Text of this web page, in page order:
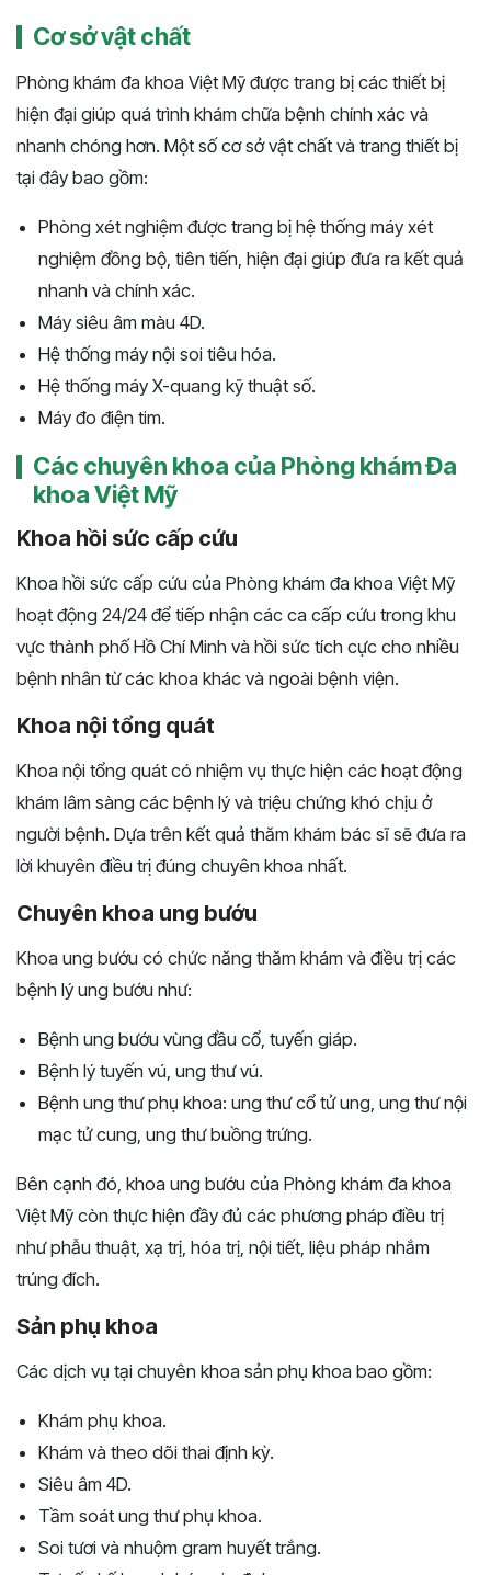
Cơ sở vật chất
Phòng khám đa khoa Việt Mỹ được trang bị các thiết bị
hiện đại giúp quá trình khám chữa bệnh chính xác và
nhanh chóng hơn. Một số cơ sở vật chất và trang thiết bị
tại đây bao gồm:
Phòng xét nghiệm được trang bị hệ thống máy xét
nghiệm đồng bộ, tiên tiến, hiện đại giúp đưa ra kết quả
nhanh và chính xác.
Máy siêu âm màu 4D.
Hệ thống máy nội soi tiêu hóa.
Hệ thống máy X-quang kỹ thuật số.
Máy đo điện tim.
Các chuyên khoa của Phòng khám Đa
khoa Việt Mỹ
Khoa hồi sức cấp cứu
Khoa hồi sức cấp cứu của Phòng khám đa khoa Việt Mỹ
hoạt động 24/24 để tiếp nhận các ca cấp cứu trong khu
vực thành phố Hồ Chí Minh và hồi sức tích cực cho nhiều
bệnh nhân từ các khoa khác và ngoài bệnh viện.
Khoa nội tổng quát
Khoa nội tổng quát có nhiệm vụ thực hiện các hoạt động
khám lâm sàng các bệnh lý và triệu chứng khó chịu ở
người bệnh. Dựa trên kết quả thăm khám bác sĩ sẽ đưa ra
lời khuyên điều trị đúng chuyên khoa nhất.
Chuyên khoa ung bướu
Khoa ung bướu có chức năng thăm khám và điều trị các
bệnh lý ung bướu như:
Bệnh ung bướu vùng đầu cổ, tuyến giáp.
Bệnh lý tuyến vú, ung thư vú.
Bệnh ung thư phụ khoa: ung thư cổ tử ung, ung thư nội
mạc tử cung, ung thư buồng trứng.
Bên cạnh đó, khoa ung bướu của Phòng khám đa khoa
Việt Mỹ còn thực hiện đầy đủ các phương pháp điều trị
như phẫu thuật, xạ trị, hóa trị, nội tiết, liệu pháp nhắm
trúng đích.
Sản phụ khoa
Các dịch vụ tại chuyên khoa sản phụ khoa bao gồm:
Khám phụ khoa.
Khám và theo dõi thai định kỳ.
Siêu âm 4D.
Tầm soát ung thư phụ khoa.
Soi tươi và nhuộm gram huyết trắng.